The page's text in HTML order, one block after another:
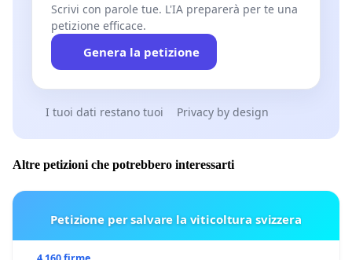
Scrivi con parole tue. L'IA preparerà per te una
petizione efficace.
Genera la petizione
I tuoi dati restano tuoi Privacy by design
Altre petizioni che potrebbero interessarti
Petizione per salvare la viticoltura svizzera